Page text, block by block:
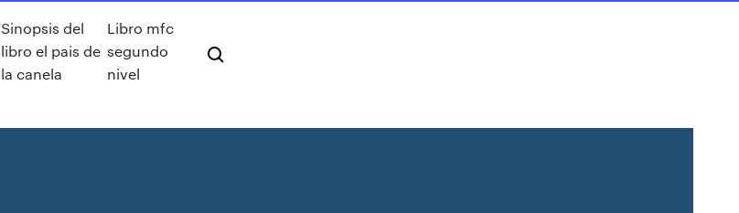
Sinopsis del
libro el pais de
la canela
Libro mfc
segundo
nivel